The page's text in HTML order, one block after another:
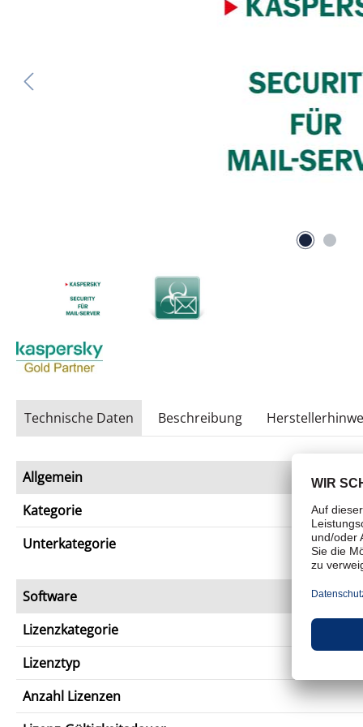
Technische Daten Beschreibung
Allgemein
Kategorie
Unterkategorie
Software
Lizenzkategorie
Lizenztyp
Anzahl Lizenzen